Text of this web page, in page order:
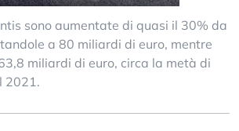
sono aumentate di quasi il 30% da
a 80 miliardi di euro, mentre
miliardi di euro, circa la metà di
2021.